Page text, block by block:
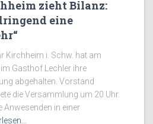
zieht Bilanz:
eine
Kirchheim i. Schw. hat am
Gasthof Lechler ihre
abgehalten. Vorstand
die Versammlung um 20 Uhr.
Anwesenden in einer